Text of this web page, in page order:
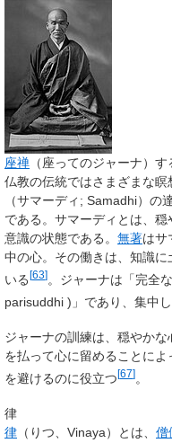
座禅 （座ってのジャーナ）す
仏教の伝統ではさまざまな
（サマーディ; Samadhi）の
である。サマーディとは、
意識の状態である。 無著はサ
中の心。その働きは、知識
いる [63] 。ジャーナは「完全
parisuddhi )」であり、集中
ジャーナの訓練は、穏やか
を払って心に留めることに
を避けるのに役立つ[67] 。
律
律 （りつ、 Vinaya）とは、 僧